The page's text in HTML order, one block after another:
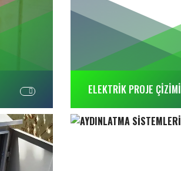
ELEKTRİK PROJE ÇİZİMİ